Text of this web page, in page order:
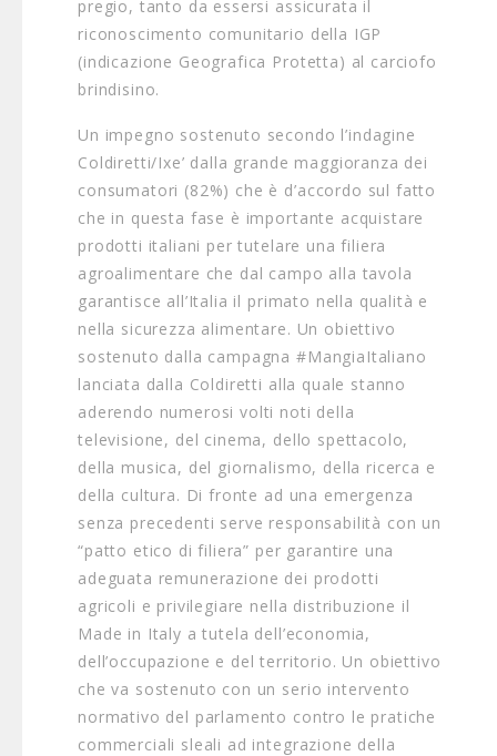
pregio, tanto da essersi assicurata il
riconoscimento comunitario della IGP
(indicazione Geografica Protetta) al carciofo
brindisino.
Un impegno sostenuto secondo l’indagine
Coldiretti/Ixe’ dalla grande maggioranza dei
consumatori (82%) che è d’accordo sul fatto
che in questa fase è importante acquistare
prodotti italiani per tutelare una filiera
agroalimentare che dal campo alla tavola
garantisce all’Italia il primato nella qualità e
nella sicurezza alimentare. Un obiettivo
sostenuto dalla campagna #MangiaItaliano
lanciata dalla Coldiretti alla quale stanno
aderendo numerosi volti noti della
televisione, del cinema, dello spettacolo,
della musica, del giornalismo, della ricerca e
della cultura. Di fronte ad una emergenza
senza precedenti serve responsabilità con un
“patto etico di filiera” per garantire una
adeguata remunerazione dei prodotti
agricoli e privilegiare nella distribuzione il
Made in Italy a tutela dell’economia,
dell’occupazione e del territorio. Un obiettivo
che va sostenuto con un serio intervento
normativo del parlamento contro le pratiche
commerciali sleali ad integrazione della